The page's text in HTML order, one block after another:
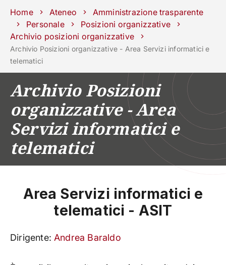
Scuole Dipartimenti CentriSostieni
Unipd
Area
stampa
Lavora con
noi
phone mail search IT
RICERCA
IMPRESE E IMPATTO
ATENEO
Servizi
Home Ateneo
Amministrazione trasparente
Personale
Posizioni organizzative
Archivio posizioni organizzative
Archivio Posizioni organizzative - Area Servizi informatici e
telematici
Archivio Posizioni
organizzative - Area
Servizi informatici e
telematici
Area Servizi informatici e
telematici - ASIT
Dirigente: Andrea Baraldo